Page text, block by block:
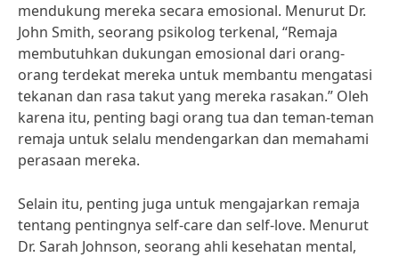
mendukung mereka secara emosional. Menurut Dr.
John Smith, seorang psikolog terkenal, “Remaja
membutuhkan dukungan emosional dari orang-
orang terdekat mereka untuk membantu mengatasi
tekanan dan rasa takut yang mereka rasakan.” Oleh
karena itu, penting bagi orang tua dan teman-teman
remaja untuk selalu mendengarkan dan memahami
perasaan mereka.
Selain itu, penting juga untuk mengajarkan remaja
tentang pentingnya self-care dan self-love. Menurut
Dr. Sarah Johnson, seorang ahli kesehatan mental,